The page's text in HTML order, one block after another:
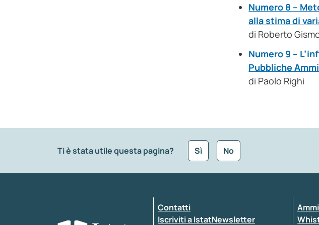
Numero 8 –
alla stima di
di Roberto
Numero 9 –
Pubbliche
di Paolo Righi
Ti è stata utile questa pagina? Sì No
Seleziona la
Inserisci il tuo commento
Contatti
Iscriviti a IstatNewsletter